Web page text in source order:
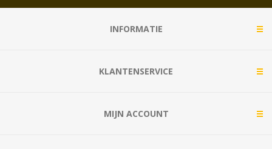
INFORMATIE
KLANTENSERVICE
MIJN ACCOUNT